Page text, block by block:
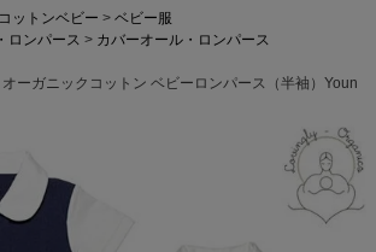
ットンベビー
ベビー服
ロンパース
カバーオール・ロンパース
オーガニックコットン ベビーロンパース（半袖）Youn